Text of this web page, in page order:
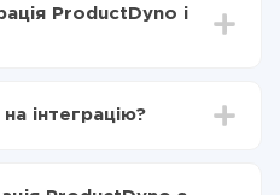
ProductDyno і
з ProductDyno в
передаватися з
інтеграцію?